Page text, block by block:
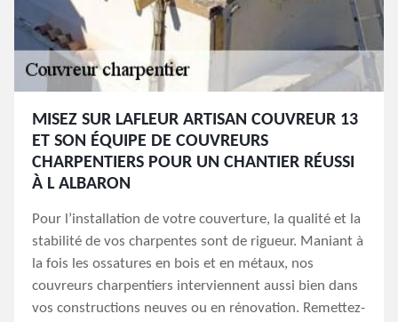
MISEZ SUR LAFLEUR ARTISAN COUVREUR 13
ET SON ÉQUIPE DE COUVREURS
CHARPENTIERS POUR UN CHANTIER RÉUSSI
À L ALBARON
Pour l’installation de votre couverture, la qualité et la
stabilité de vos charpentes sont de rigueur. Maniant à
la fois les ossatures en bois et en métaux, nos
couvreurs charpentiers interviennent aussi bien dans
vos constructions neuves ou en rénovation. Remettez-